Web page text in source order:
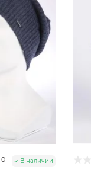
0 В наличии